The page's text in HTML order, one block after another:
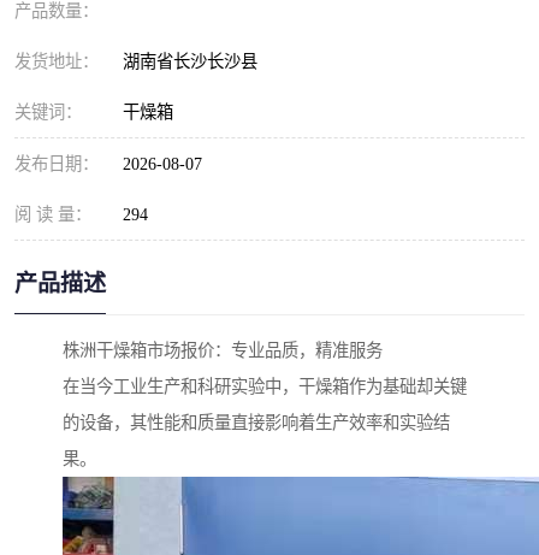
产品数量：
发货地址： 湖南省长沙长沙县
关键词： 干燥箱
发布日期： 2026-08-07
阅 读 量： 294
产品描述
株洲干燥箱市场报价：专业品质，精准服务
在当今工业生产和科研实验中，干燥箱作为基础却关键
的设备，其性能和质量直接影响着生产效率和实验结
果。